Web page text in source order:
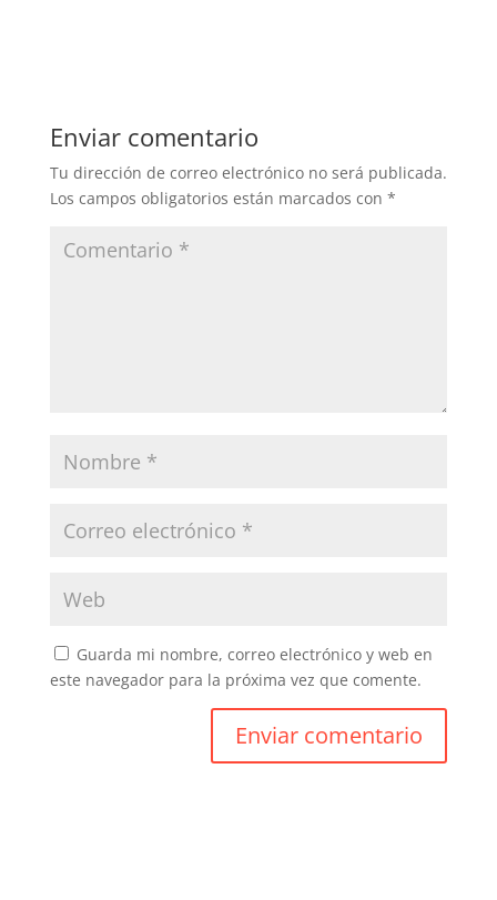
Enviar comentario
Tu dirección de correo electrónico no será publicada.
Los campos obligatorios están marcados con *
Guarda mi nombre, correo electrónico y web en
este navegador para la próxima vez que comente.